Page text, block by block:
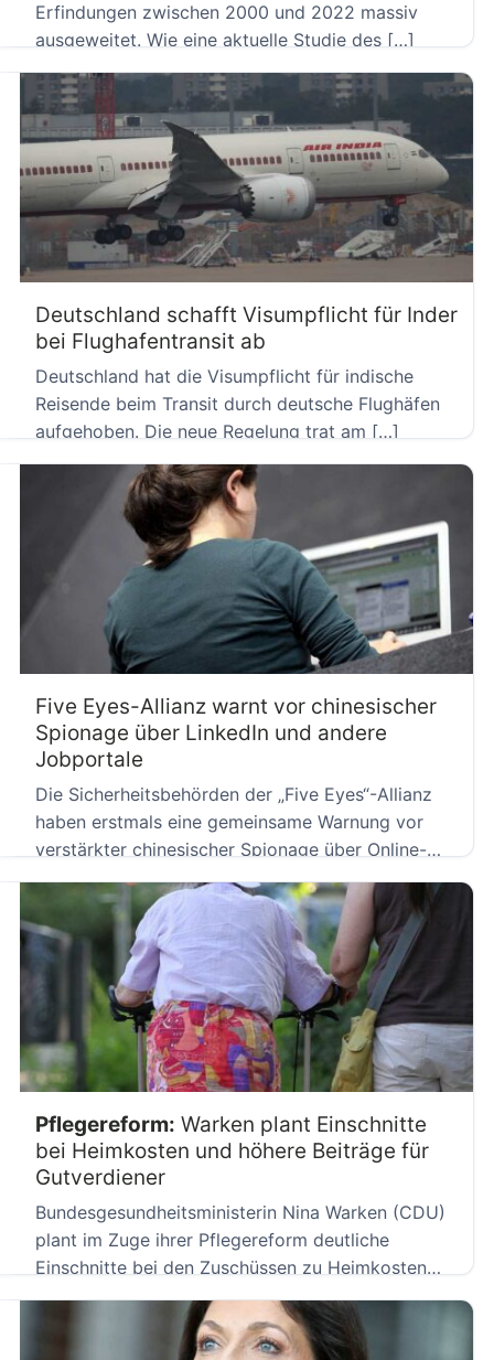
Erfindungen zwischen 2000 und 2022 massiv
ausgeweitet. Wie eine aktuelle Studie des […]
Deutschland schafft Visumpflicht für Inder
bei Flughafentransit ab
Deutschland hat die Visumpflicht für indische
Reisende beim Transit durch deutsche Flughäfen
aufgehoben. Die neue Regelung trat am […]
Five Eyes-Allianz warnt vor chinesischer
Spionage über LinkedIn und andere
Jobportale
Die Sicherheitsbehörden der „Five Eyes“-Allianz
haben erstmals eine gemeinsame Warnung vor
verstärkter chinesischer Spionage über Online-
Jobportale wie LinkedIn […]
Pflegereform: Warken plant Einschnitte
bei Heimkosten und höhere Beiträge für
Gutverdiener
Bundesgesundheitsministerin Nina Warken (CDU)
plant im Zuge ihrer Pflegereform deutliche
Einschnitte bei den Zuschüssen zu Heimkosten
sowie höhere […]